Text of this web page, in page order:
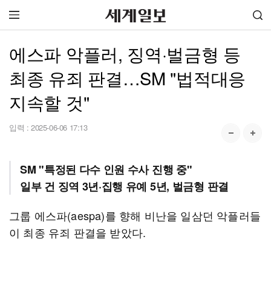
에스파 악플러, 징역·벌금형 등
최종 유죄 판결…SM "법적대응
지속할 것"
입력 : 2025-06-06 17:13
SM "특정된 다수 인원 수사 진행 중"
일부 건 징역 3년·집행 유예 5년, 벌금형 판결
그룹 에스파(aespa)를 향해 비난을 일삼던 악플러들
이 최종 유죄 판결을 받았다.